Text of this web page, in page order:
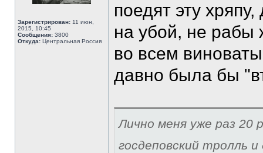
Зарегистрирован: 11 июн,
2015, 10:45
Сообщения: 3800
Откуда: Центральная Россия
поедят эту
на убой, не рабы
во всем
давно была бы
Лично меня уже раз 20
госдеповский тролль